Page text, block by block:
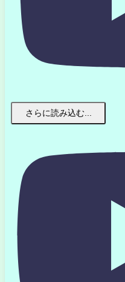
さらに読み込む...